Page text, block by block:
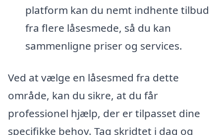
platform kan du nemt indhente tilbud
fra flere låsesmede, så du kan
sammenligne priser og services.
Ved at vælge en låsesmed fra dette
område, kan du sikre, at du får
professionel hjælp, der er tilpasset dine
specifikke behov. Tag skridtet i dag og